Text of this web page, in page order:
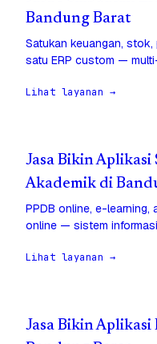
Bandung Barat
Satukan keuangan, stok,
satu ERP custom —
Lihat layanan →
Jasa Bikin Aplikasi
Akademik di
PPDB online, e-learning,
online — sistem
Lihat layanan →
Jasa Bikin